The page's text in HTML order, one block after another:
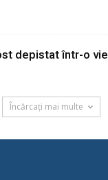
depistat într-o vie
Încărcați mai multe